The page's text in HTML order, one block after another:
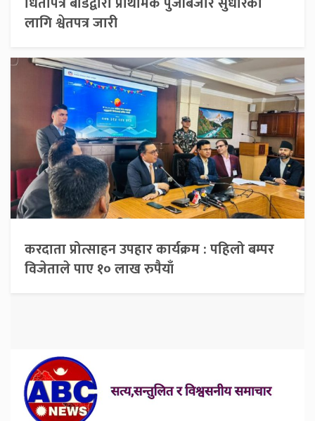
लागि श्वेतपत्र जारी
करदाता प्रोत्साहन उपहार कार्यक्रम : पहिलो बम्पर
विजेताले पाए १० लाख रुपैयाँ